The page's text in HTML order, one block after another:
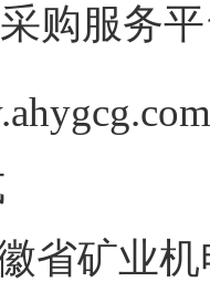
购服务
省矿业